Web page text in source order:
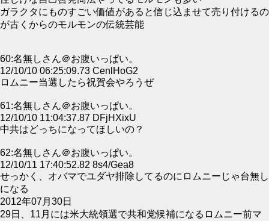
ガラクタにものすごい価値があると信じ込ませて売り付けるの
が古くからのモルモンの伝統芸能
60:名無しさん＠お腹いっぱい。
12/10/10 06:25:09.73 CenlHoG2
ロムニー当選したら祝賀会やろうぜ
61:名無しさん＠お腹いっぱい。
12/10/10 11:04:37.87 DFjHXixU
中共はどっちになってほしいの？
62:名無しさん＠お腹いっぱい。
12/10/11 17:40:52.82 8s4/Gea8
せっかく、オバマでユダヤ排除してるのにロムニーじゃ台無し
になる
2012年07月30日
29日、11月には米大統領選で共和党候補になるロムニー前マ